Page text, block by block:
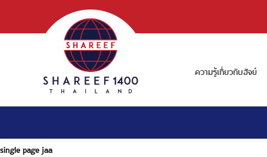
ความรู้เกี่ยวกับฮัจย์
single page jaa